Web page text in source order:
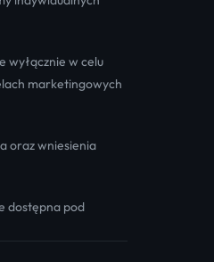
wyłącznie w celu
marketingowych
oraz wniesienia
dostępna pod